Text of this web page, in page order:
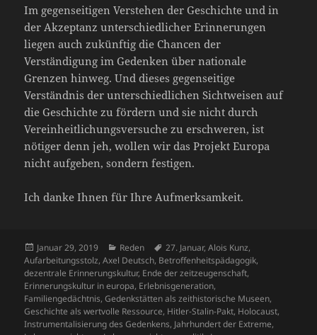
Im gegenseitigen Verstehen der Geschichte und in
der Akzeptanz unterschiedlicher Erinnerungen
liegen auch zukünftig die Chancen der
Verständigung im Gedenken über nationale
Grenzen hinweg. Und dieses gegenseitige
Verständnis der unterschiedlichen Sichtweisen auf
die Geschichte zu fördern und sie nicht durch
Vereinheitlichungsversuche zu erschweren, ist
nötiger denn jeh, wollen wir das Projekt Europa
nicht aufgeben, sondern festigen.
Ich danke Ihnen für Ihre Aufmerksamkeit.
Veröffentlicht
am
Januar 29, 2019 Kategorien
Reden Schlagwörter
27. Januar,Alois Kunz,
Aufarbeitungsstolz,Axel Deutsch, Betroffenheitspädagogik,
dezentrale Erinnerungskultur, Ende der zeitzeugenschaft,
Erinnerungskultur in europa, Erlebnisgeneration,
Familiengedächtnis,Gedenkstätten als zeithistorische Museen,
Geschichte als wertvolle Ressource, Hitler-Stalin-Pakt, Holocaust,
Instrumentalisierung des Gedenkens, Jahrhundert der Extreme,